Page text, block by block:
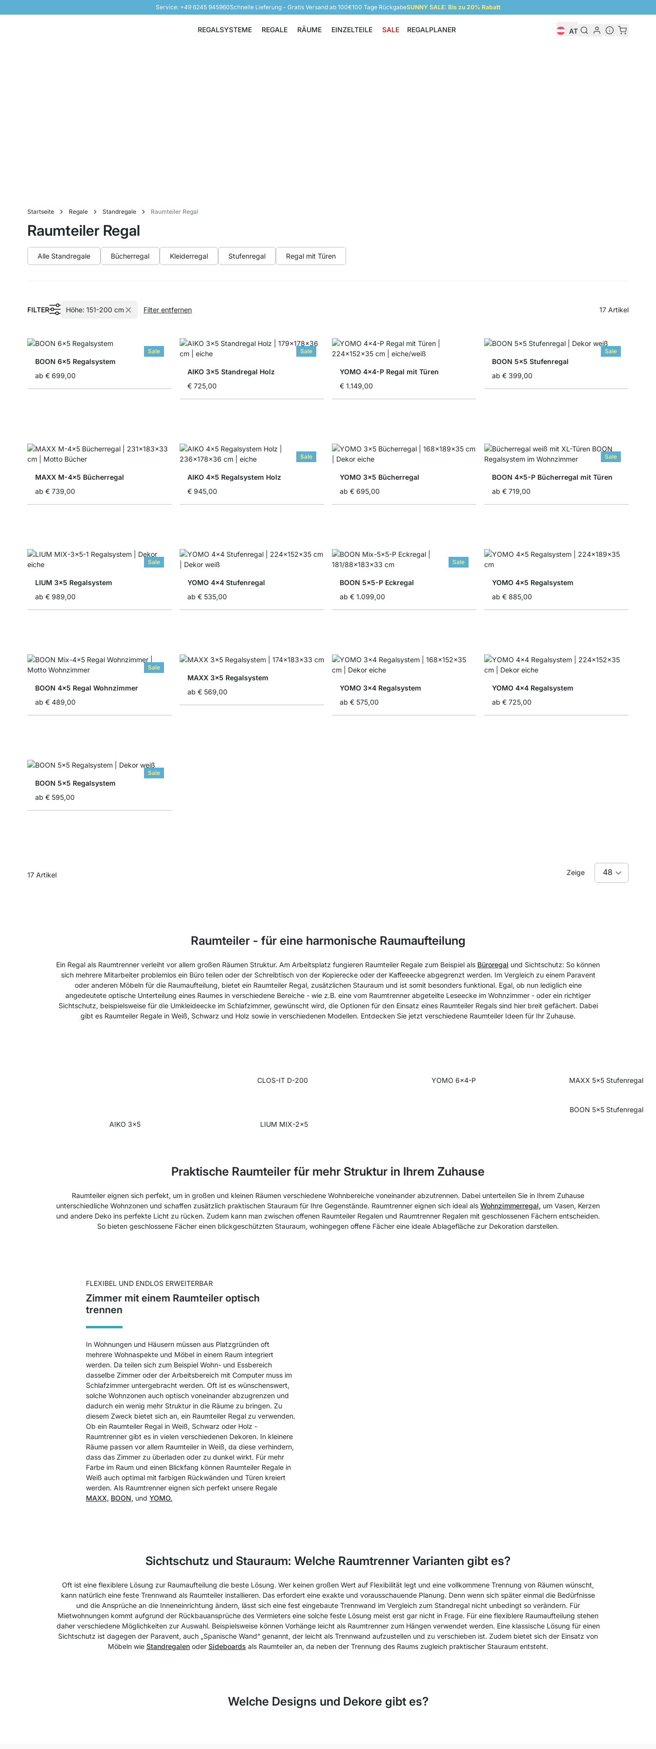
Service: +49 6245 945960Schnelle Lieferung - Gratis Versand ab 100€100 Tage RückgabeSUNNY SALE: Bis zu 20% Rabatt
REGALSYSTEME
Regalsysteme
REGALE
Regale
RÄUME
Räume
EINZELTEILE
Einzelteile
SALE REGALPLANER AT
Startseite Regale Standregale Raumteiler Regal
Raumteiler Regal
Alle Standregale Bücherregal Kleiderregal Stufenregal Regal mit Türen
FILTER Höhe: 151-200 cm Filter entfernen 17 Artikel
Sale
BOON 6x5 Regalsystem
ab € 699,00
Sale
AIKO 3x5 Standregal Holz
€ 725,00
YOMO 4x4-P Regal mit Türen
€ 1.149,00
Sale
BOON 5x5 Stufenregal
ab € 399,00
MAXX M-4x5 Bücherregal
ab € 739,00
Sale
AIKO 4x5 Regalsystem Holz
€ 945,00
YOMO 3x5 Bücherregal
ab € 695,00
Sale
BOON 4x5-P Bücherregal mit Türen
ab € 719,00
Sale
LIUM 3x5 Regalsystem
ab € 989,00
YOMO 4x4 Stufenregal
ab € 535,00
Sale
BOON 5x5-P Eckregal
ab € 1.099,00
YOMO 4x5 Regalsystem
ab € 885,00
Sale
BOON 4x5 Regal Wohnzimmer
ab € 489,00
MAXX 3x5 Regalsystem
ab € 569,00
YOMO 3x4 Regalsystem
ab € 575,00
YOMO 4x4 Regalsystem
ab € 725,00
Sale
BOON 5x5 Regalsystem
ab € 595,00
17 Artikel Zeige
Raumteiler - für eine harmonische Raumaufteilung
Ein Regal als Raumtrenner verleiht vor allem großen Räumen Struktur. Am Arbeitsplatz fungieren Raumteiler Regale zum Beispiel als Büroregal und Sichtschutz: So können
sich mehrere Mitarbeiter problemlos ein Büro teilen oder der Schreibtisch von der Kopierecke oder der Kaffeeecke abgegrenzt werden. Im Vergleich zu einem Paravent
oder anderen Möbeln für die Raumaufteilung, bietet ein Raumteiler Regal, zusätzlichen Stauraum und ist somit besonders funktional. Egal, ob nun lediglich eine
angedeutete optische Unterteilung eines Raumes in verschiedene Bereiche - wie z.B. eine vom Raumtrenner abgeteilte Leseecke im Wohnzimmer - oder ein richtiger
Sichtschutz, beispielsweise für die Umkleideecke im Schlafzimmer, gewünscht wird, die Optionen für den Einsatz eines Raumteiler Regals sind hier breit gefächert. Dabei
gibt es Raumteiler Regale in Weiß, Schwarz und Holz sowie in verschiedenen Modellen. Entdecken Sie jetzt verschiedene Raumteiler Ideen für Ihr Zuhause.
CLOS-IT D-200 YOMO 6x4-P MAXX 5x5 Stufenregal
BOON 5x5 Stufenregal
AIKO 3x5
LIUM MIX-2x5
Praktische Raumteiler für mehr Struktur in Ihrem Zuhause
Raumteiler eignen sich perfekt, um in großen und kleinen Räumen verschiedene Wohnbereiche voneinander abzutrennen. Dabei unterteilen Sie in Ihrem Zuhause
unterschiedliche Wohnzonen und schaffen zusätzlich praktischen Stauraum für Ihre Gegenstände. Raumtrenner eignen sich ideal als Wohnzimmerregal, um Vasen, Kerzen
und andere Deko ins perfekte Licht zu rücken. Zudem kann man zwischen offenen Raumteiler Regalen und Raumtrenner Regalen mit geschlossenen Fächern entscheiden.
So bieten geschlossene Fächer einen blickgeschützten Stauraum, wohingegen offene Fächer eine ideale Ablagefläche zur Dekoration darstellen.
FLEXIBEL UND ENDLOS ERWEITERBAR
Zimmer mit einem Raumteiler optisch
trennen
In Wohnungen und Häusern müssen aus Platzgründen oft
mehrere Wohnaspekte und Möbel in einem Raum integriert
werden. Da teilen sich zum Beispiel Wohn- und Essbereich
dasselbe Zimmer oder der Arbeitsbereich mit Computer muss im
Schlafzimmer untergebracht werden. Oft ist es wünschenswert,
solche Wohnzonen auch optisch voneinander abzugrenzen und
dadurch ein wenig mehr Struktur in die Räume zu bringen. Zu
diesem Zweck bietet sich an, ein Raumteiler Regal zu verwenden.
Ob ein Raumteiler Regal in Weiß, Schwarz oder Holz -
Raumtrenner gibt es in vielen verschiedenen Dekoren. In kleinere
Räume passen vor allem Raumteiler in Weiß, da diese verhindern,
dass das Zimmer zu überladen oder zu dunkel wirkt. Für mehr
Farbe im Raum und einen Blickfang können Raumteiler Regale in
Weiß auch optimal mit farbigen Rückwänden und Türen kreiert
werden. Als Raumtrenner eignen sich perfekt unsere Regale
MAXX, BOON, und YOMO.
Sichtschutz und Stauraum: Welche Raumtrenner Varianten gibt es?
Oft ist eine flexiblere Lösung zur Raumaufteilung die beste Lösung. Wer keinen großen Wert auf Flexibilität legt und eine vollkommene Trennung von Räumen wünscht,
kann natürlich eine feste Trennwand als Raumteiler installieren. Das erfordert eine exakte und vorausschauende Planung. Denn wenn sich später einmal die Bedürfnisse
und die Ansprüche an die Inneneinrichtung ändern, lässt sich eine fest eingebaute Trennwand im Vergleich zum Standregal nicht unbedingt so verändern. Für
Mietwohnungen kommt aufgrund der Rückbauansprüche des Vermieters eine solche feste Lösung meist erst gar nicht in Frage. Für eine flexiblere Raumaufteilung stehen
daher verschiedene Möglichkeiten zur Auswahl. Beispielsweise können Vorhänge leicht als Raumtrenner zum Hängen verwendet werden. Eine klassische Lösung für einen
Sichtschutz ist dagegen der Paravent, auch „Spanische Wand“ genannt, der leicht als Trennwand aufzustellen und zu verschieben ist. Zudem bietet sich der Einsatz von
Möbeln wie Standregalen oder Sideboards als Raumteiler an, da neben der Trennung des Raums zugleich praktischer Stauraum entsteht.
Welche Designs und Dekore gibt es?